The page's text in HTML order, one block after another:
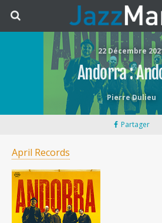
22 Décembre
Andorra :
Pierre Dulieu
Partager
April Records